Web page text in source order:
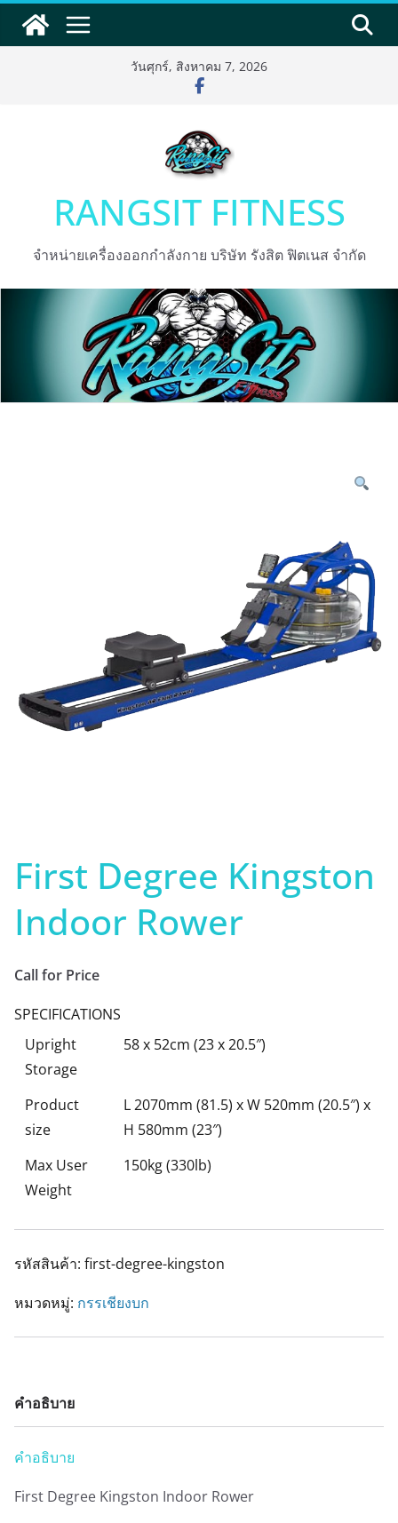
วันศุกร์, สิงหาคม 7, 2026
RANGSIT FITNESS
จำหน่ายเครื่องออกกำลังกาย บริษัท รังสิต ฟิตเนส จำกัด
First Degree Kingston
Indoor Rower
Call for Price
SPECIFICATIONS
Upright
Storage
58 x 52cm (23 x 20.5″)
Product
size
L 2070mm (81.5) x W 520mm (20.5″) x
H 580mm (23″)
Max User
Weight
150kg (330lb)
รหัสสินค้า: first-degree-kingston
หมวดหมู่: กรรเชียงบก
คำอธิบาย
คำอธิบาย
First Degree Kingston Indoor Rower